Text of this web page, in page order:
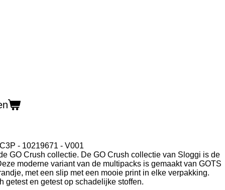
- 10219671 - V001
GO Crush collectie. De GO Crush collectie van Sloggi is de
moderne variant van de multipacks is gemaakt van GOTS
met een slip met een mooie print in elke verpakking.
getest en getest op schadelijke stoffen.